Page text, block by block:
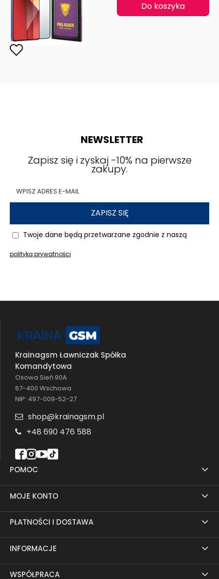
Do koszyka
NEWSLETTER
Zapisz się i zyskaj -10% na pierwsze
zakupy.
ZAPISZ SIĘ
Twoje dane będą przetwarzane zgodnie z naszą
polityką prywatności
POMOC
MOJE KONTO
PŁATNOŚCI I DOSTAWA
INFORMACJE
WSPÓŁPRACA
Krainagsm Ławniczak Spółka
Komandytowa
Osowa Sień 90A
67-400 Wschowa
NIP: 497-009-52-27
shop@krainagsm.pl
+48 690 476 588